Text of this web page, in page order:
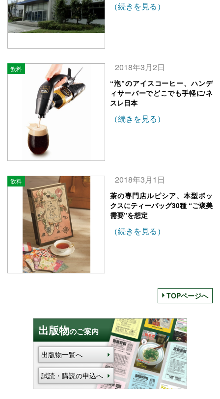
（続きを見る）
飲料 2018年3月2日
“泡”のアイスコーヒー、ハンデ
ィサーバーでどこでも手軽に/ネ
スレ日本
（続きを見る）
飲料 2018年3月1日
茶の専門店ルピシア、本型ボッ
クスにティーバッグ30種 “ご褒美
需要”を想定
（続きを見る）
TOPページへ
出版物のご案内
出版物一覧へ
試読・購読の申込へ